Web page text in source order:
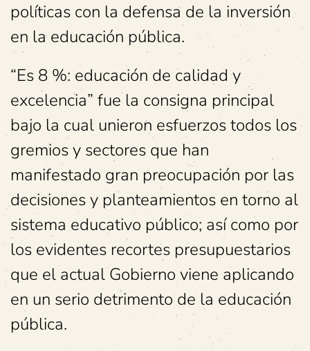
políticas con la defensa de la inversión
en la educación pública.
“Es 8 %: educación de calidad y
excelencia” fue la consigna principal
bajo la cual unieron esfuerzos todos los
gremios y sectores que han
manifestado gran preocupación por las
decisiones y planteamientos en torno al
sistema educativo público; así como por
los evidentes recortes presupuestarios
que el actual Gobierno viene aplicando
en un serio detrimento de la educación
pública.